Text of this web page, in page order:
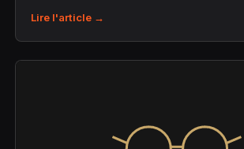
Lire l'article →